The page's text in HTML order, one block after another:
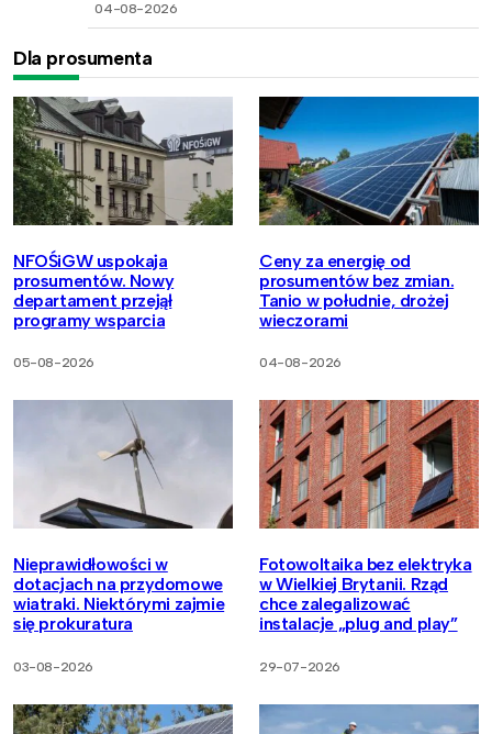
04-08-2026
Dla prosumenta
NFOŚiGW uspokaja
prosumentów. Nowy
departament przejął
programy wsparcia
05-08-2026
Ceny za energię od
prosumentów bez zmian.
Tanio w południe, drożej
wieczorami
04-08-2026
Nieprawidłowości w
dotacjach na przydomowe
wiatraki. Niektórymi zajmie
się prokuratura
03-08-2026
Fotowoltaika bez elektryka
w Wielkiej Brytanii. Rząd
chce zalegalizować
instalacje „plug and play”
29-07-2026